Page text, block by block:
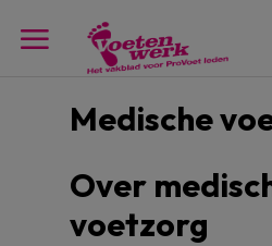
Medische
Over
voetzorg